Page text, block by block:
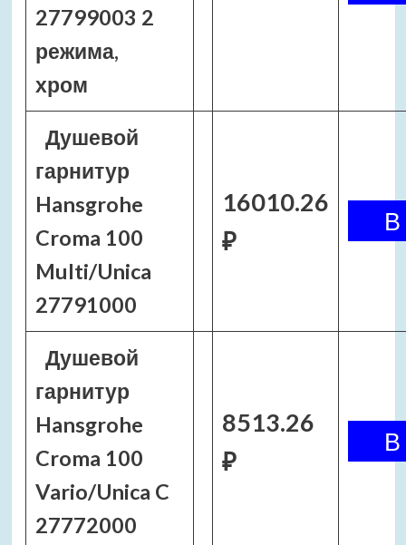
27799003 2
режима,
хром
Душевой
гарнитур
Hansgrohe
Croma 100
Multi/Unica
27791000
16010.26
₽
Душевой
гарнитур
Hansgrohe
Croma 100
Vario/Unica C
27772000
8513.26
₽